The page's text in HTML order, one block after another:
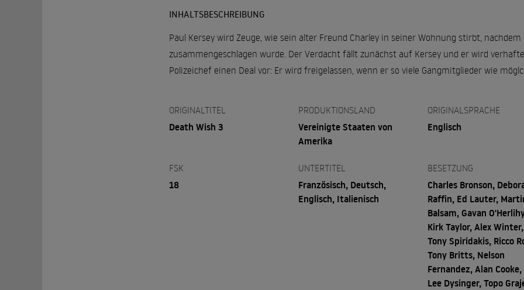
INHALTSBESCHREIBUNG
Paul Kersey wird Zeuge, wie sein alter Freund Charley in seiner Wohnung stirbt,
zusammengeschlagen wurde. Der Verdacht fällt zunächst auf Kersey und er wird
Polizeichef einen Deal vor: Er wird freigelassen, wenn er so viele Gangmitglieder wie
ORIGINALTITEL
Death Wish 3
PRODUKTIONSLAND
Vereinigte Staaten von
Amerika
ORIGINALSPRACHE
Englisch
FSK
18
UNTERTITEL
Französisch, Deutsch,
Englisch, Italienisch
BESETZUNG
Charles Bronson,
Raffin, Ed Lauter,
Balsam, Gavan
Kirk Taylor, Alex Winter,
Tony Spiridakis, Ricco
Tony Britts, Nelson
Fernandez, Alan Cooke,
Lee Dysinger, Topo